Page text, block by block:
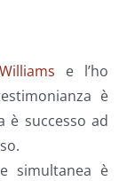
e l’ho
è
è successo ad
simultanea è